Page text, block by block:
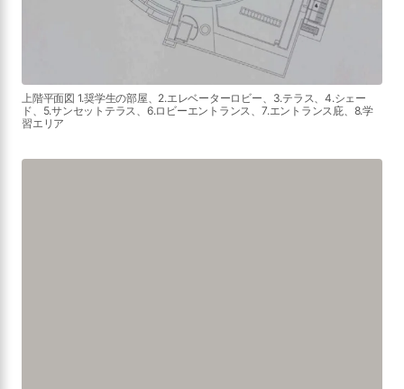
上階平面図 1.奨学生の部屋、2.エレベーターロビー、3.テラス、4.シェー
ド、5.サンセットテラス、6.ロビーエントランス、7.エントランス庇、8.学
習エリア